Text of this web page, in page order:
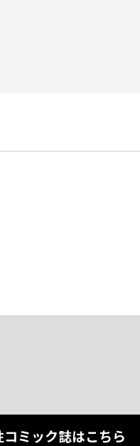
コミック誌はこちら